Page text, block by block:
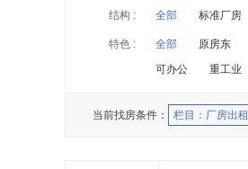
结构 : 全部 标准厂房
特色 : 全部 原房东
可办公
重工业
当前找房条件： 栏目：厂房出租